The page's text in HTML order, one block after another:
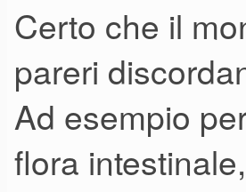
Certo che il
pareri
Ad esempio
flora